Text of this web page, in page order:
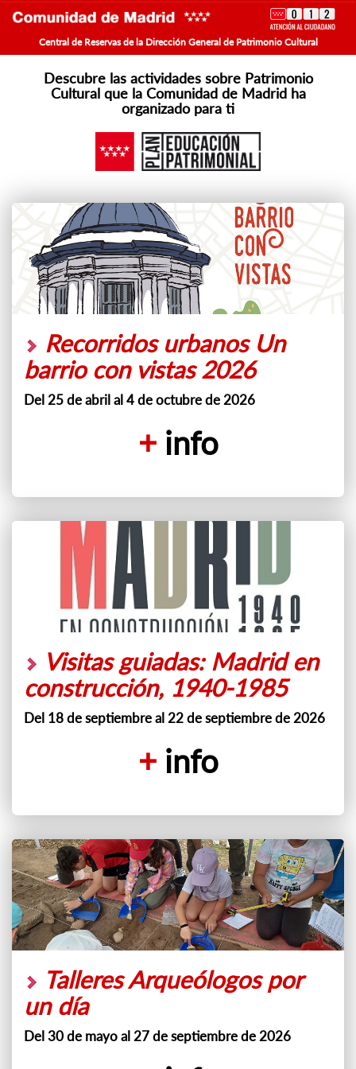
Central de Reservas de la Dirección General de Patrimonio Cultural
Descubre las actividades sobre Patrimonio
Cultural que la Comunidad de Madrid ha
organizado para ti
Recorridos urbanos Un
barrio con vistas 2026
Del 25 de abril al 4 de octubre de 2026
+info
Visitas guiadas: Madrid en
construcción, 1940-1985
Del 18 de septiembre al 22 de septiembre de 2026
+info
Talleres Arqueólogos por
un día
Del 30 de mayo al 27 de septiembre de 2026